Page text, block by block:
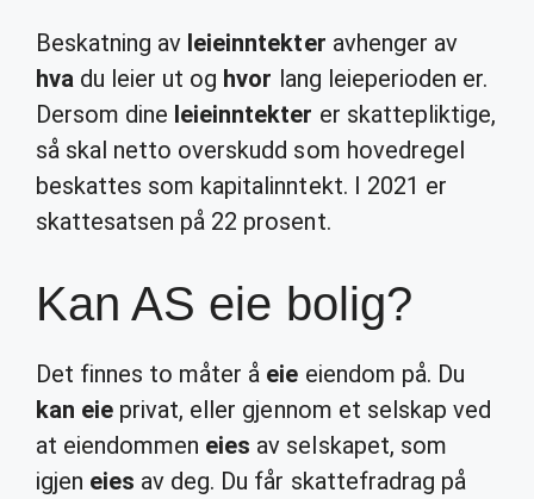
Beskatning av leieinntekter avhenger av
hva du leier ut og hvor lang leieperioden er.
Dersom dine leieinntekter er skattepliktige,
så skal netto overskudd som hovedregel
beskattes som kapitalinntekt. I 2021 er
skattesatsen på 22 prosent.
Kan AS eie bolig?
Det finnes to måter å eie eiendom på. Du
kan eie privat, eller gjennom et selskap ved
at eiendommen eies av selskapet, som
igjen eies av deg. Du får skattefradrag på